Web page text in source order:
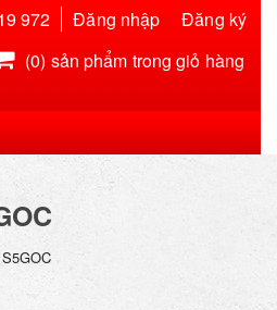
972 Đăng nhập
Đăng ký
(0) sản phẩm trong giỏ hàng